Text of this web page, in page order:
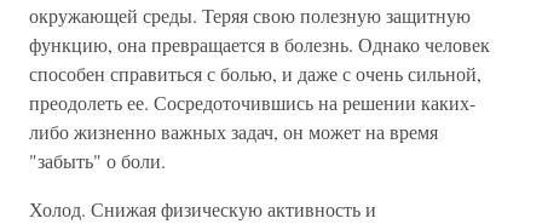
окружающей среды. Теряя свою полезную защитную
функцию, она превращается в болезнь. Однако человек
способен справиться с болью, и даже с очень сильной,
преодолеть ее. Сосредоточившись на решении каких-
либо жизненно важных задач, он может на время
"забыть" о боли.
Холод. Снижая физическую активность и